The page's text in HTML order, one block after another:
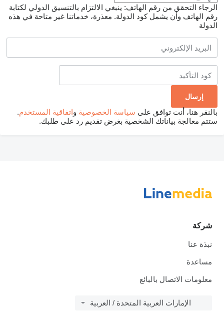
الرجاء التحقق من رقم الهاتف: ينبغي الالتزام بالتنسيق الدولي لكتابة
رقم الهاتف وأن يشمل كود الدولة. معذرة، خدماتنا غير متاحة في هذه
الدولة
بالنقر هنا، أنت توافق على سياسة الخصوصية واتفاقية المستخدم.
ستتم معالجة بياناتك الشخصية بغرض تقديم رد على طلبك.
شركة
نبذة عنا
مساعدة
معلومات الاتصال بالبائع
الإمارات العربية المتحدة / العربية